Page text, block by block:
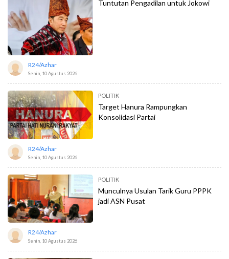
Tuntutan Pengadilan untuk Jokowi
R24/azhar
Senin, 10 Agustus 2026
POLITIK
Target Hanura Rampungkan
Konsolidasi Partai
R24/azhar
Senin, 10 Agustus 2026
POLITIK
Munculnya Usulan Tarik Guru PPPK
jadi ASN Pusat
R24/azhar
Senin, 10 Agustus 2026